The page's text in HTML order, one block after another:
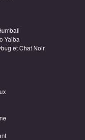
Yaiba
et Chat Noir